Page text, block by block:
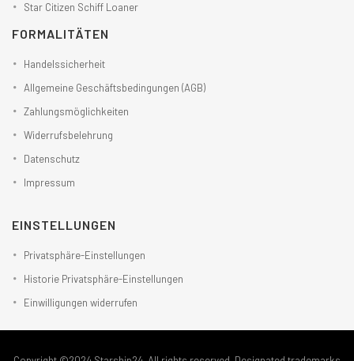
Star Citizen Schiff Loaner
FORMALITÄTEN
Handelssicherheit
Allgemeine Geschäftsbedingungen (AGB)
Zahlungsmöglichkeiten
Widerrufsbelehrung
Datenschutz
Impressum
EINSTELLUNGEN
Privatsphäre-Einstellungen
Historie Privatsphäre-Einstellungen
Einwilligungen widerrufen